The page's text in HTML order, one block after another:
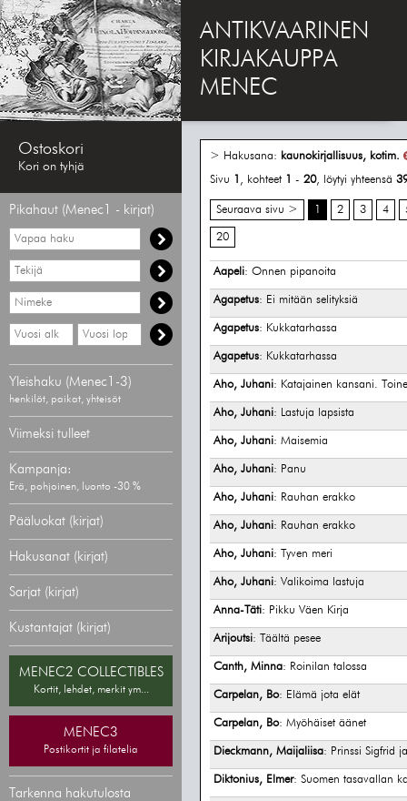
ANTIKVAARINEN
KIRJAKAUPPA
MENEC
Ostoskori
Kori on tyhjä
Pikahaut (Menec1 - kirjat)
Vapaa
haku
Hae
tekijää
Hae
nimekettä
Hae
vähimmäisvuosi
Hae
enimmäisvuosi
Yleishaku (Menec1-3)
henkilöt, paikat, yhteisöt
Viimeksi tulleet
Kampanja:
Erä, pohjoinen, luonto -30 %
Pääluokat (kirjat)
Hakusanat (kirjat)
Sarjat (kirjat)
Kustantajat (kirjat)
MENEC2 COLLECTIBLES
Kortit, lehdet, merkit ym...
MENEC3
Postikortit ja filatelia
Tarkenna hakutulosta
> Hakusana: kaunokirjallisuus, kotim.
Sivu 1 , kohteet 1 - 20, löytyi yhteensä
Seuraava sivu > 1 2 3 4
20
Aapeli: Onnen pipanoita
Agapetus: Ei mitään selityksiä
Agapetus: Kukkatarhassa
Agapetus: Kukkatarhassa
Aho, Juhani: Katajainen kansani.
Aho, Juhani: Lastuja lapsista
Aho, Juhani: Maisemia
Aho, Juhani: Panu
Aho, Juhani: Rauhan erakko
Aho, Juhani: Rauhan erakko
Aho, Juhani: Tyven meri
Aho, Juhani: Valikoima lastuja
Anna-Täti: Pikku Väen Kirja
Arijoutsi: Täältä pesee
Canth, Minna: Roinilan talossa
Carpelan, Bo: Elämä jota elät
Carpelan, Bo: Myöhäiset äänet
Dieckmann, Maijaliisa: Prinssi Sigfrid
Diktonius, Elmer: Suomen tasavallan